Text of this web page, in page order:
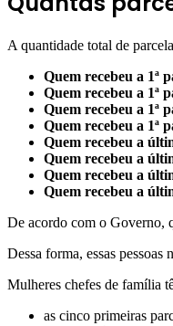
A quantidade total de
Quem recebeu a 1ª
Quem recebeu a 1ª
Quem recebeu a 1ª
Quem recebeu a 1ª
Quem recebeu a
Quem recebeu a
Quem recebeu a
Quem recebeu a
De acordo com o Governo,
Dessa forma, essas
Mulheres chefes de família
as cinco primeiras